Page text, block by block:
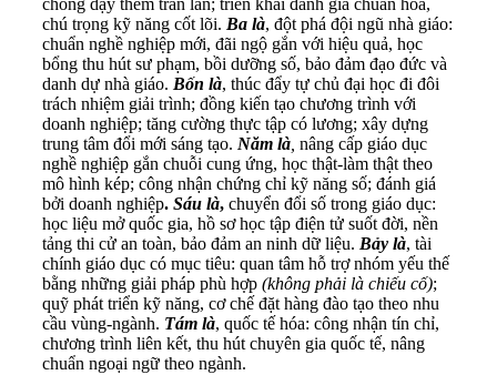
chống dạy thêm tràn lan; triển khai đánh giá chuẩn hóa,
chú trọng kỹ năng cốt lõi. Ba là, đột phá đội ngũ nhà giáo:
chuẩn nghề nghiệp mới, đãi ngộ gắn với hiệu quả, học
bổng thu hút sư phạm, bồi dưỡng số, bảo đảm đạo đức và
danh dự nhà giáo. Bốn là, thúc đẩy tự chủ đại học đi đôi
trách nhiệm giải trình; đồng kiến tạo chương trình với
doanh nghiệp; tăng cường thực tập có lương; xây dựng
trung tâm đổi mới sáng tạo. Năm là, nâng cấp giáo dục
nghề nghiệp gắn chuỗi cung ứng, học thật-làm thật theo
mô hình kép; công nhận chứng chỉ kỹ năng số; đánh giá
bởi doanh nghiệp. Sáu là, chuyển đổi số trong giáo dục:
học liệu mở quốc gia, hồ sơ học tập điện tử suốt đời, nền
tảng thi cử an toàn, bảo đảm an ninh dữ liệu. Bảy là, tài
chính giáo dục có mục tiêu: quan tâm hỗ trợ nhóm yếu thế
bằng những giải pháp phù hợp (không phải là chiếu cố);
quỹ phát triển kỹ năng, cơ chế đặt hàng đào tạo theo nhu
cầu vùng-ngành. Tám là, quốc tế hóa: công nhận tín chỉ,
chương trình liên kết, thu hút chuyên gia quốc tế, nâng
chuẩn ngoại ngữ theo ngành.